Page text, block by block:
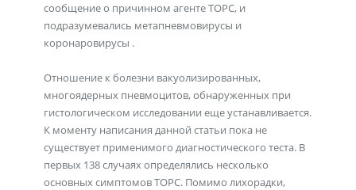
сообщение о причинном агенте ТОРС, и
подразумевались метапневмовирусы и
коронаровирусы .
Отношение к болезни вакуолизированных,
многоядерных пневмоцитов, обнаруженных при
гистологическом исследовании еще устанавливается.
К моменту написания данной статьи пока не
существует применимого диагностического теста. В
первых 138 случаях определялись несколько
основных симптомов ТОРС. Помимо лихорадки,